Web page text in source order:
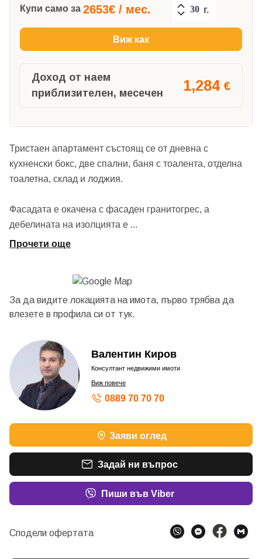
Купи само за 2653€ / мес. г.
Виж как
Доход от наем
приблизителен, месечен
1,284 €
Тристаен апартамент състоящ се от дневна с
кухненски бокс, две спални, баня с тоалента, отделна
тоалетна, склад и лоджия.
Фасадата е окачена с фасаден гранитогрес, а
дебелината на изолцията е ...
Прочети още
За да видите локацията на имота, първо трябва да
влезете в профила си от тук.
Валентин Киров
Консултант недвижими имоти
Виж повече
0889 70 70 70
Заяви оглед
Задай ни въпрос
Пиши във Viber
Сподели офертата